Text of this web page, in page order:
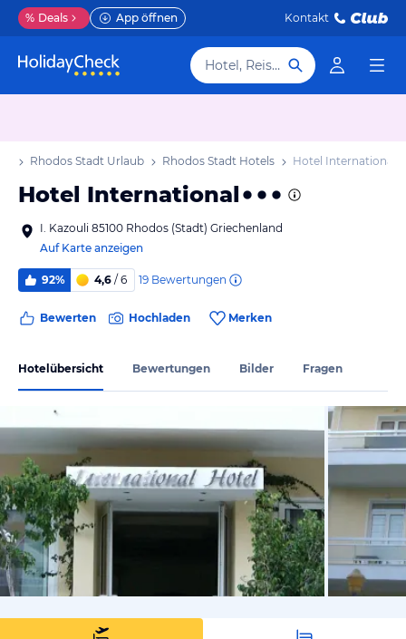
% Deals App öffnen Kontakt
Hotel, Reiseziel
Rhodos Stadt Urlaub Rhodos Stadt Hotels Hotel International
Hotel International
I. Kazouli 85100 Rhodos (Stadt) Griechenland
Auf Karte anzeigen
92% 4,6 / 6 19 Bewertungen
Bewerten Hochladen Merken
Hotelübersicht Bewertungen Bilder Fragen
von